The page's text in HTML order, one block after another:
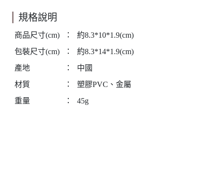
規格說明
商品尺寸(cm) ：
約8.3*10*1.9(cm)
包裝尺寸(cm)
：
約8.3*14*1.9(cm)
產地
：
中國
材質
：
塑膠PVC、金屬
重量
： 45g